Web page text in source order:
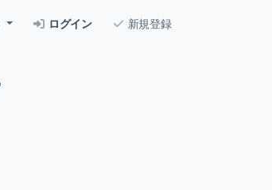
ログイン 新規登録